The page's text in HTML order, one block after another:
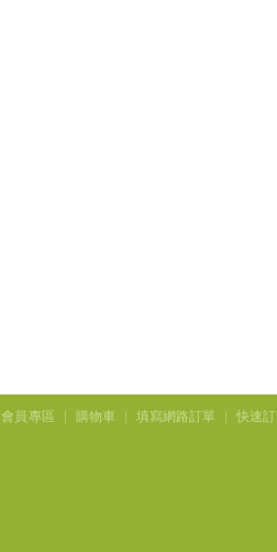
會員專區 購物車 填寫網路訂單
快速訂